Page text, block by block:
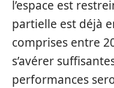
l’espace est
partielle est déjà
comprises entre
s’avérer
performances